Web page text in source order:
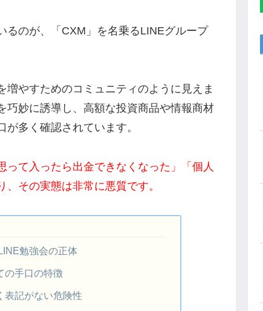
るのが、「CXM」を名乗るLINEグループ
増やすためのコミュニティのように見えま
巧妙に誘導し、高額な投資商品や情報商材
多く確認されています。
って入ったら出金できなくなった」「個人
その実態は非常に悪質です。
勉強会の正体
の手口の特徴
表記がない危険性